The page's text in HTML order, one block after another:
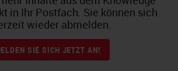
in Ihr Postfach. Sie können sich
wieder abmelden.
SIE SICH JETZT AN!